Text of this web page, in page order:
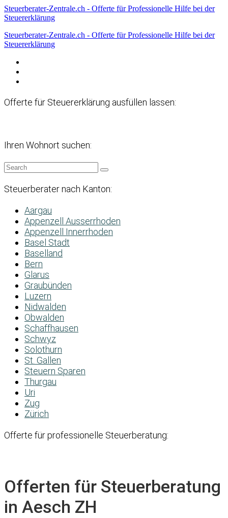
Steuerberater-Zentrale.ch - Offerte für Professionelle Hilfe bei der
Steuererklärung
Steuerberater-Zentrale.ch - Offerte für Professionelle Hilfe bei der
Steuererklärung
Offerte für Steuererklärung ausfüllen lassen:
Ihren Wohnort suchen:
Steuerberater nach Kanton:
Aargau
Appenzell Ausserrhoden
Appenzell Innerrhoden
Basel Stadt
Baselland
Bern
Glarus
Graubünden
Luzern
Nidwalden
Obwalden
Schaffhausen
Schwyz
Solothurn
St. Gallen
Steuern Sparen
Thurgau
Uri
Zug
Zürich
Offerte für professionelle Steuerberatung:
Offerten für Steuerberatung
in Aesch ZH